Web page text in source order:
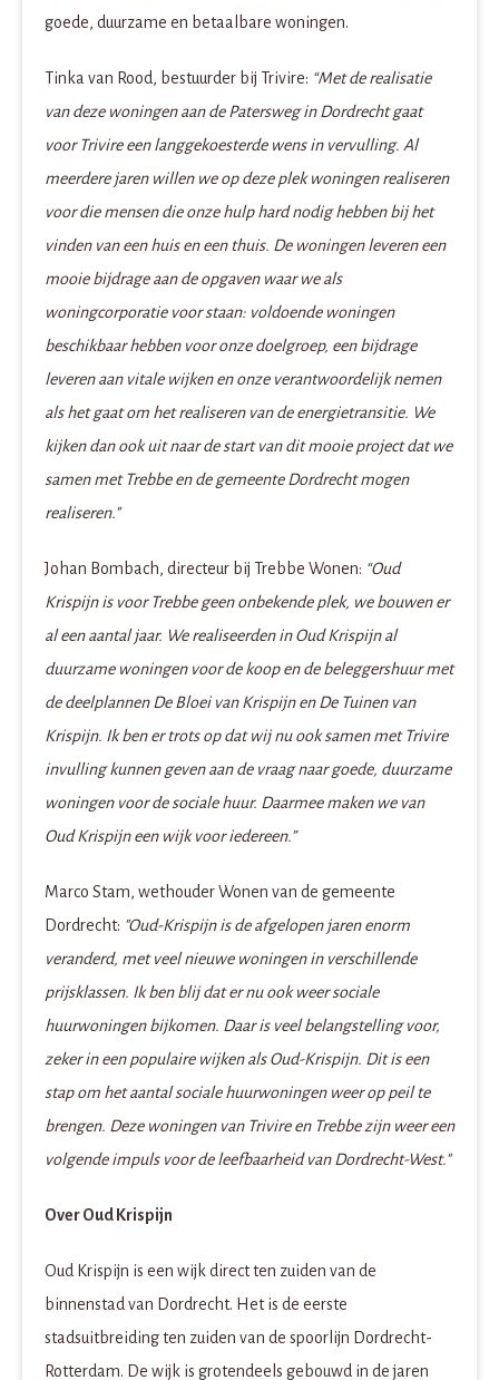
goede, duurzame en betaalbare woningen.
Tinka van Rood, bestuurder bij Trivire: “Met de realisatie
van deze woningen aan de Patersweg in Dordrecht gaat
voor Trivire een langgekoesterde wens in vervulling. Al
meerdere jaren willen we op deze plek woningen realiseren
voor die mensen die onze hulp hard nodig hebben bij het
vinden van een huis en een thuis. De woningen leveren een
mooie bijdrage aan de opgaven waar we als
woningcorporatie voor staan: voldoende woningen
beschikbaar hebben voor onze doelgroep, een bijdrage
leveren aan vitale wijken en onze verantwoordelijk nemen
als het gaat om het realiseren van de energietransitie. We
kijken dan ook uit naar de start van dit mooie project dat we
samen met Trebbe en de gemeente Dordrecht mogen
realiseren."
Johan Bombach, directeur bij Trebbe Wonen: “Oud
Krispijn is voor Trebbe geen onbekende plek, we bouwen er
al een aantal jaar. We realiseerden in Oud Krispijn al
duurzame woningen voor de koop en de beleggershuur met
de deelplannen De Bloei van Krispijn en De Tuinen van
Krispijn. Ik ben er trots op dat wij nu ook samen met Trivire
invulling kunnen geven aan de vraag naar goede, duurzame
woningen voor de sociale huur. Daarmee maken we van
Oud Krispijn een wijk voor iedereen.”
Marco Stam, wethouder Wonen van de gemeente
Dordrecht: "Oud-Krispijn is de afgelopen jaren enorm
veranderd, met veel nieuwe woningen in verschillende
prijsklassen. Ik ben blij dat er nu ook weer sociale
huurwoningen bijkomen. Daar is veel belangstelling voor,
zeker in een populaire wijken als Oud-Krispijn. Dit is een
stap om het aantal sociale huurwoningen weer op peil te
brengen. Deze woningen van Trivire en Trebbe zijn weer een
volgende impuls voor de leefbaarheid van Dordrecht-West."
Over Oud Krispijn
Oud Krispijn is een wijk direct ten zuiden van de
binnenstad van Dordrecht. Het is de eerste
stadsuitbreiding ten zuiden van de spoorlijn Dordrecht-
Rotterdam. De wijk is grotendeels gebouwd in de jaren